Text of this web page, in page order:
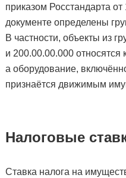
приказом Росстандарта
документе определены
В частности, объекты из
и 200.00.00.000 относятся
а оборудование,
признаётся движимым
Налоговые
Ставка налога на